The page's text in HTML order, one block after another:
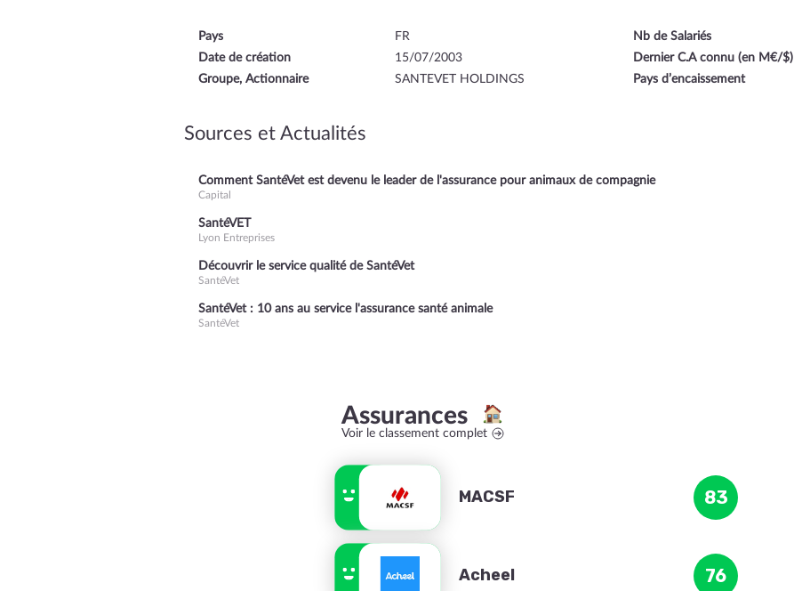
Pays
FR
Date de création
15/07/2003
Groupe, Actionnaire
SANTEVET HOLDINGS
Nb de Salariés
Dernier C.A connu (en M€/$)
Pays d’encaissement
Sources et Actualités
Comment SantéVet est devenu le leader de l'assurance pour animaux de compagnie
Capital
SantéVET
Lyon Entreprises
Découvrir le service qualité de SantéVet
SantéVet
SantéVet : 10 ans au service l'assurance santé animale
SantéVet
Assurances
Voir le classement complet
MACSF 83
Acheel 76